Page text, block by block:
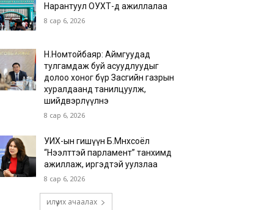
Нарантуул ОУХТ-д ажиллалаа
8 сар 6, 2026
Н.Номтойбаяр: Аймгуудад
тулгамдаж буй асуудлуудыг
долоо хоног бүр Засгийн газрын
хуралдаанд танилцуулж,
шийдвэрлүүлнэ
8 сар 6, 2026
УИХ-ын гишүүн Б.Мөнхсоёл
“Нээлттэй парламент” танхимд
ажиллаж, иргэдтэй уулзлаа
8 сар 6, 2026
илүү их ачаалах